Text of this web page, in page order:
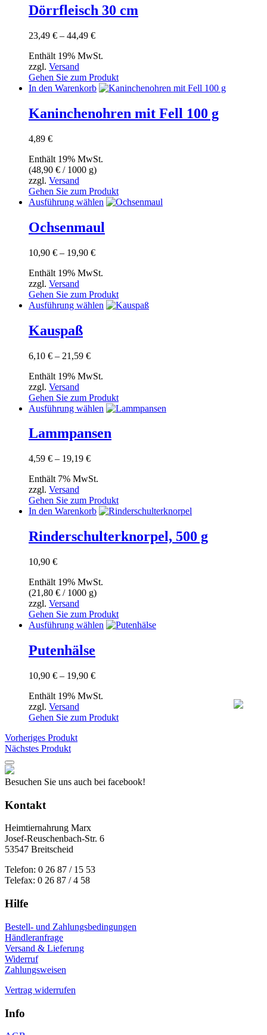
gewählt
weist
mehrere
auf
der
gewählt
werden
Dörrfleisch 30 cm
23,49 € – 44,49 €Preisspanne:
bis
Enthält 19% MwSt.
zzgl. Versand
Gehen Sie zum Produkt
In den Warenkorb
Kaninchenohren mit Fell 100 g
4,89 €
Enthält 19% MwSt.
(48,90 € / 1000 g)
zzgl. Versand
Gehen Sie zum Produkt
Ausführung wählen Dieses
auf
der
Ochsenmaul
10,90 € – 19,90 €Preisspanne:
bis
Enthält 19% MwSt.
zzgl. Versand
Gehen Sie zum Produkt
Ausführung wählen Dieses
auf
der
gewählt
Kauspaß
6,10 € – 21,59 €Preisspanne:
bis
Enthält 19% MwSt.
zzgl. Versand
Gehen Sie zum Produkt
Ausführung wählen Dieses
weist
mehrere
auf
der
gewählt
Lammpansen
4,59 € – 19,19 €Preisspanne:
bis
Enthält 7% MwSt.
zzgl. Versand
Gehen Sie zum Produkt
In den Warenkorb
Rinderschulterknorpel, 500 g
10,90 €
Enthält 19% MwSt.
(21,80 € / 1000 g)
zzgl. Versand
Gehen Sie zum Produkt
Ausführung wählen Dieses
auf
Putenhälse
10,90 € – 19,90 €Preisspanne:
bis
Enthält 19% MwSt.
zzgl. Versand
Gehen Sie zum Produkt
Vorheriges Produkt
Nächstes Produkt
Besuchen Sie uns auch bei facebook!
Kontakt
Heimtiernahrung Marx
Josef-Reuschenbach-Str. 6
53547 Breitscheid
Telefon: 0 26 87 / 15 53
Telefax: 0 26 87 / 4 58
Hilfe
Bestell- und Zahlungsbedingungen
Händleranfrage
Versand & Lieferung
Widerruf
Zahlungsweisen
Vertrag widerrufen
Info